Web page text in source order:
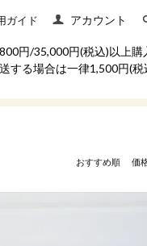
ガイド アカウント
円/35,000円(税込)以上購
する場合は一律1,500円(税
おすすめ順 価